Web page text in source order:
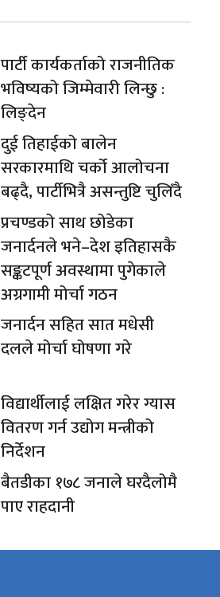
पार्टी कार्यकर्ताको राजनीतिक
भविष्यको जिम्मेवारी लिन्छु :
लिङ्देन
दुई तिहाईको बालेन
सरकारमाथि चर्को आलोचना
बढ्दै, पार्टीभित्रै असन्तुष्टि चुलिँदै
प्रचण्डको साथ छोडेका
जनार्दनले भने–देश इतिहासकै
सङ्कटपूर्ण अवस्थामा पुगेकाले
अग्रगामी मोर्चा गठन
जनार्दन सहित सात मधेसी
दलले मोर्चा घोषणा गरे
विद्यार्थीलाई लक्षित गरेर ग्यास
वितरण गर्न उद्योग मन्त्रीको
निर्देशन
बैतडीका १७८ जनाले घरदैलोमै
पाए राहदानी